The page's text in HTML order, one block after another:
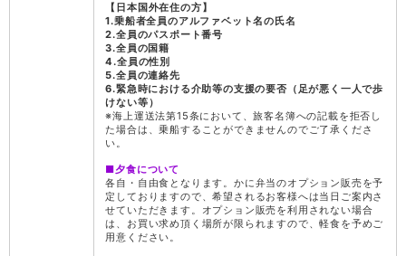
【日本国外在住の方】
1.乗船者全員のアルファベット名の氏名
2.全員のパスポート番号
3.全員の国籍
4.全員の性別
5.全員の連絡先
6.緊急時における介助等の支援の要否（足が悪く一人で歩
けない等）
※海上運送法第15条において、旅客名簿への記載を拒否し
た場合は、乗船することができませんのでご了承くださ
い。
■夕食について
各自・自由食となります。かに弁当のオプション販売を予
定しておりますので、希望されるお客様へは当日ご案内さ
せていただきます。オプション販売を利用されない場合
は、お買い求め頂く場所が限られますので、軽食を予めご
用意ください。